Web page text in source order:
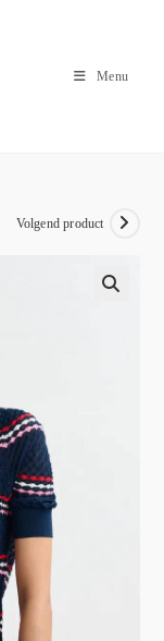
Menu
Volgend product